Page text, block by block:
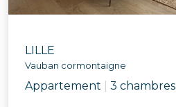
LILLE
Vauban cormontaigne
Appartement 3 chambres